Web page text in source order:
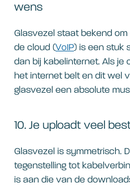
wens
Glasvezel staat bekend
de cloud (VoIP) is een stuk
dan bij kabelinternet. Als je
het internet belt en dit wel
glasvezel een absolute
10. Je uploadt veel
Glasvezel is symmetrisch.
tegenstelling tot
is aan die van de